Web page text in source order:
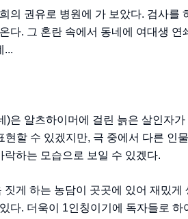
의 권유로 병원에 가 보았다. 검사를
다. 그 혼란 속에서 동네에 여대생 연
...
은 알츠하이머에 걸린 늙은 살인자가
할 수 있겠지만, 극 중에서 다른 인
하는 모습으로 보일 수 있겠다.
게 하는 농담이 곳곳에 있어 재밌게
다. 더욱이 1인칭이기에 독자들로 하